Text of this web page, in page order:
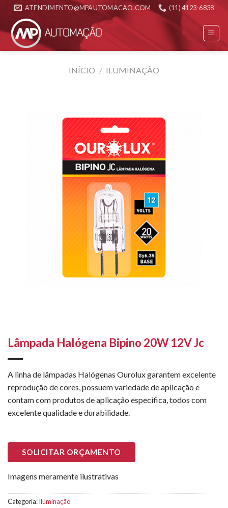
Skip
content
ATENDIMENTO@MPAUTOMACAO.COM (11) 4123-6838
INÍCIO / ILUMINAÇÃO
Lâmpada Halógena Bipino 20W 12V Jc
A linha de lâmpadas Halógenas Ourolux garantem excelente
reprodução de cores, possuem variedade de aplicação e
contam com produtos de aplicação especifica, todos com
excelente qualidade e durabilidade.
SOLICITAR ORÇAMENTO
Imagens meramente ilustrativas
Categoria:Iluminação